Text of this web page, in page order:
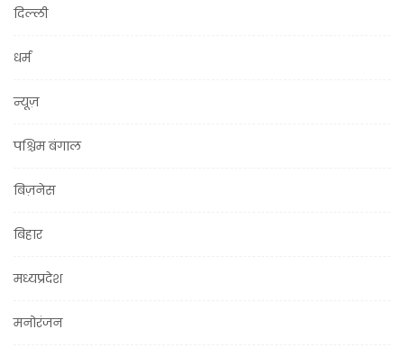
दिल्ली
धर्म
न्यूज़
पश्चिम बंगाल
बिज़नेस
बिहार
मध्यप्रदेश
मनोरंजन